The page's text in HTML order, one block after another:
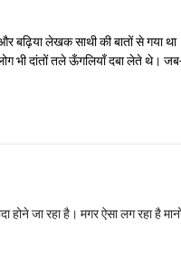
और बढ़िया लेखक साथी की बातों से
भी दांतों तले ऊँगलियाँ दबा लेते
होने जा रहा है। मगर ऐसा लग रहा है